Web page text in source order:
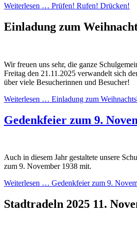
Weiterlesen … Prüfen! Rufen! Drücken!
Einladung zum
Wir freuen uns sehr, die ganze
Freitag den 21.11.2025 verwandelt sich
über viele Besucherinnen und Besucher!
Weiterlesen … Einladung zum
Gedenkfeier zum 9.
Auch in diesem Jahr gestaltete unsere
zum 9. November 1938 mit.
Weiterlesen … Gedenkfeier zum 9.
Stadtradeln 2025 11.